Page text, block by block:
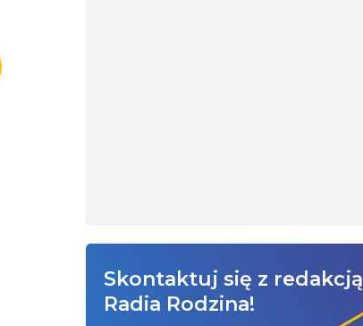
Skontaktuj się z redakcją
Radia Rodzina!